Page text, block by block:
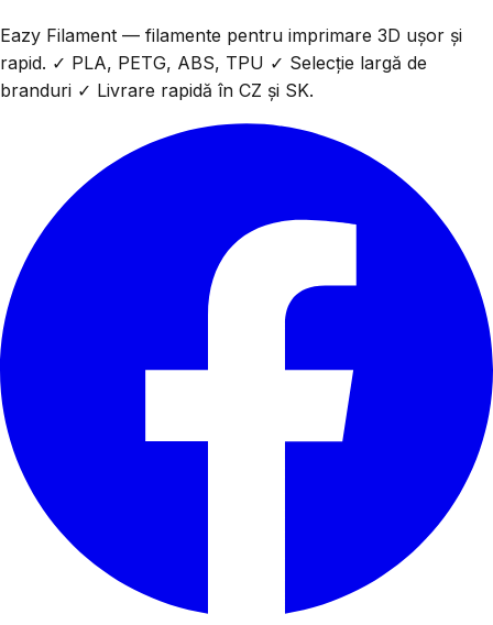
Eazy Filament — filamente pentru imprimare 3D ușor și
rapid. ✓ PLA, PETG, ABS, TPU ✓ Selecție largă de
branduri ✓ Livrare rapidă în CZ și SK.